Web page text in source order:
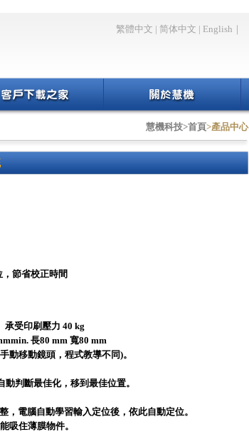
繁體中文 | 简体中文 | English
慧機科技>首頁>產品中心
節省校正時間
承受印刷壓力 40 kg
長80 mm 寬80 mm
動移動鏡頭，程式教導不同)。
判斷最佳化，移到最佳位置。
，電腦自動學習輸入定位後，依此自動定位。
吸住薄膜物件。